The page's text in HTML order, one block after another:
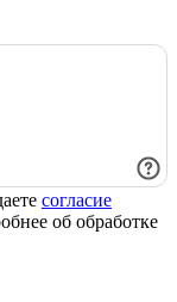
согласие
об обработке